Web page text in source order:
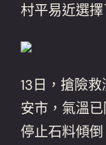
村平易近選擇
13日，搶險
安市，氣溫
停止石料傾